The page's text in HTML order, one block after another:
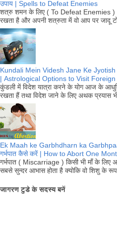
उपाय | Spells to Defeat Enemies
शत्रु शमन के लिए ( To Defeat Enemies )
रखता है और अपनी शत्रुता में वो आप पर जादू
Kundali Mein Videsh Jane Ke Jyotish
| Astrological Options to Visit
कुंडली में विदेश यात्रा करने के योग आज के
रखता हैं तथा विदेश जाने के लिए अथक प्रयास
Ek Maah ke Garbhdharn ka
गर्भपात कैसे करें | How to Abort One
गर्भपात ( Miscarriage ) किसी भी माँ के
सबसे सुन्दर आभास होता है क्योकि वो शिशु के
जागरण टुडे के सदस्य बनें